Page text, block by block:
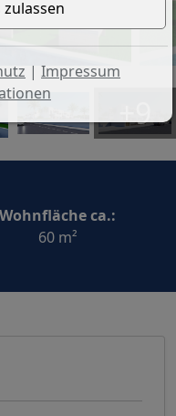
+9
Wohnfläche ca.:
60 m²
| Impressum